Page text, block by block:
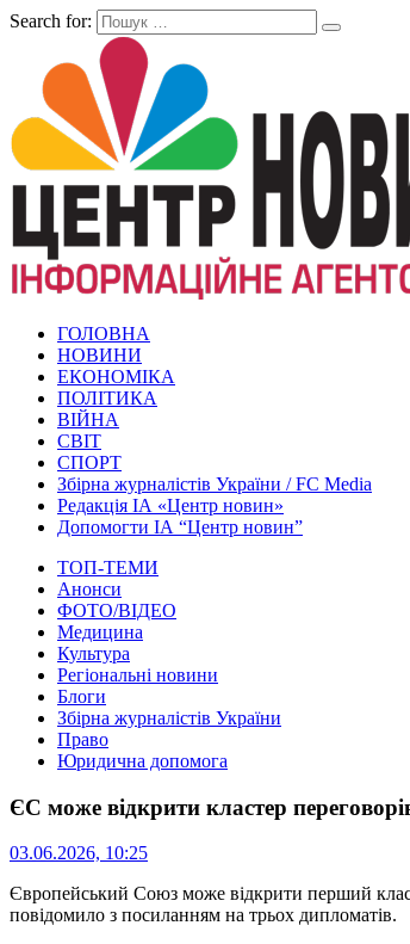
Search for:
ГОЛОВНА
НОВИНИ
ЕКОНОМІКА
ПОЛІТИКА
ВІЙНА
СВІТ
СПОРТ
Збірна журналістів України / FC Media
Редакція ІА «Центр новин»
Допомогти ІА “Центр новин”
ТОП-ТЕМИ
Анонси
ФОТО/ВІДЕО
Медицина
Культура
Регіональні новини
Блоги
Збірна журналістів України
Право
Юридична допомога
ЄС може відкрити кластер
03.06.2026, 10:25
Європейський Союз може відкрити перший
повідомило з посиланням на трьох дипломатів.